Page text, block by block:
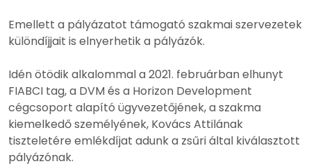
Emellett a pályázatot támogató szakmai szervezetek
különdíjjait is elnyerhetik a pályázók.
Idén ötödik alkalommal a 2021. februárban elhunyt
FIABCI tag, a DVM és a Horizon Development
cégcsoport alapító ügyvezetőjének, a szakma
kiemelkedő személyének, Kovács Attilának
tiszteletére emlékdíjat adunk a zsűri által kiválasztott
pályázónak.